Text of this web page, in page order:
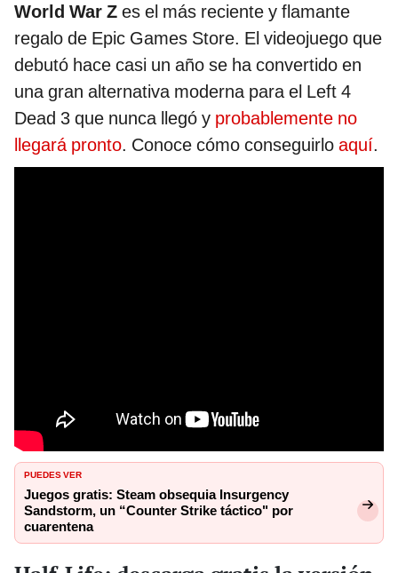
World War Z es el más reciente y flamante
regalo de Epic Games Store. El videojuego que
debutó hace casi un año se ha convertido en
una gran alternativa moderna para el Left 4
Dead 3 que nunca llegó y probablemente no
llegará pronto. Conoce cómo conseguirlo aquí.
PUEDES VER
Juegos gratis: Steam obsequia Insurgency
Sandstorm, un “Counter Strike táctico" por
cuarentena